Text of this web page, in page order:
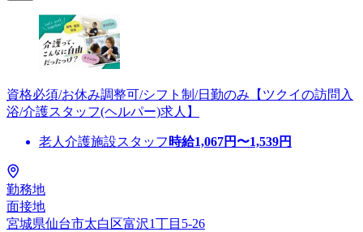
資格必須/お休み調整可/シフト制/日勤のみ【ツクイの訪問入
浴/介護スタッフ(ヘルパー)求人】
老人介護施設スタッフ 時給1,067円〜1,539円
勤務地
面接地
宮城県仙台市太白区富沢1丁目5-26